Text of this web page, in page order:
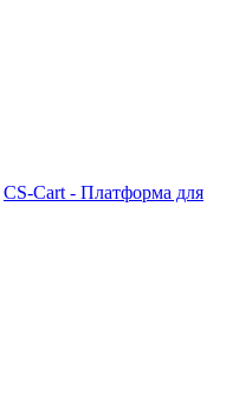
CS-Cart - Платформа для